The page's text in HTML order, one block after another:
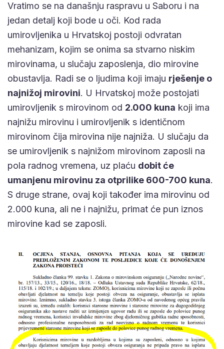
Vratimo se na današnju raspravu u Saboru i na
jedan detalj koji bode u oči. Kod rada
umirovljenika u Hrvatskoj postoji odvratan
mehanizam, kojim se onima sa stvarno niskim
mirovinama, u slučaju zaposlenja, dio mirovine
obustavlja. Radi se o ljudima koji imaju rješenje o
najnižoj mirovini. U Hrvatskoj može postojati
umirovljenik s mirovinom od 2.000 kuna koji ima
najnižu mirovinu i umirovljenik s identičnom
mirovinom čija mirovina nije najniža. U slučaju da
se umirovljenik s najnižom mirovinom zaposli na
pola radnog vremena, uz plaću dobit će
umanjenu mirovinu za otprilike 600-700 kuna.
S druge strane, ovaj koji također ima mirovinu od
2.000 kuna, ali ne i najnižu, primat će pun iznos
mirovine kad se zaposli.